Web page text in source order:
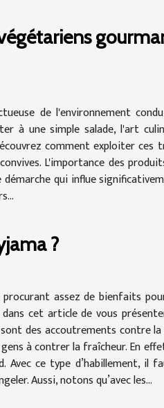
de l'environnement
à une simple salade, l'art
comment exploiter
L'importance des
qui influe
?
assez de bienfaits
cet article de vous
des accoutrements contre
à contrer la fraîcheur. En
ce type d’habillement, il
Aussi, notons qu’avec les...